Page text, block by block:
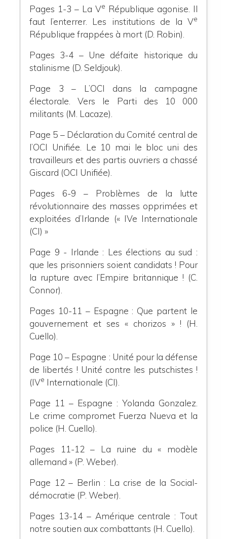
Pages 1-3 – La Ve République agonise. Il
faut l’enterrer. Les institutions de la Ve
République frappées à mort (D. Robin).
Pages 3-4 – Une défaite historique du
stalinisme (D. Seldjouk).
Page 3 – L’OCI dans la campagne
électorale. Vers le Parti des 10 000
militants (M. Lacaze).
Page 5 – Déclaration du Comité central de
l’OCI Unifiée. Le 10 mai le bloc uni des
travailleurs et des partis ouvriers a chassé
Giscard (OCI Unifiée).
Pages 6-9 – Problèmes de la lutte
révolutionnaire des masses opprimées et
exploitées d’Irlande (« IVe Internationale
(CI) »
Page 9 - Irlande : Les élections au sud :
que les prisonniers soient candidats ! Pour
la rupture avec l’Empire britannique ! (C.
Connor).
Pages 10-11 – Espagne : Que partent le
gouvernement et ses « chorizos » ! (H.
Cuello).
Page 10 – Espagne : Unité pour la défense
de libertés ! Unité contre les putschistes !
(IVe Internationale (CI).
Page 11 – Espagne : Yolanda Gonzalez.
Le crime compromet Fuerza Nueva et la
police (H. Cuello).
Pages 11-12 – La ruine du « modèle
allemand » (P. Weber).
Page 12 – Berlin : La crise de la Social-
démocratie (P. Weber).
Pages 13-14 – Amérique centrale : Tout
notre soutien aux combattants (H. Cuello).